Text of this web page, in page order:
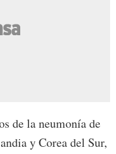
de la neumonía de
y Corea del Sur,